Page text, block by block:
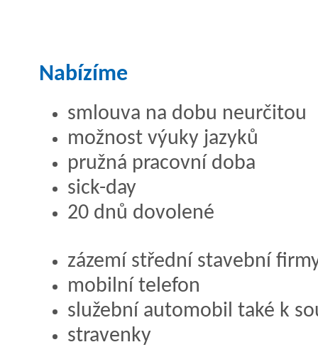
Nabízíme
smlouva na dobu neurčitou
možnost výuky jazyků
pružná pracovní doba
sick-day
20 dnů dovolené
zázemí střední stavební
mobilní telefon
služební automobil také k
stravenky